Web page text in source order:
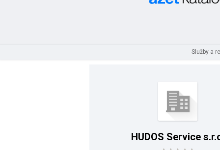
Služby a
HUDOS Service